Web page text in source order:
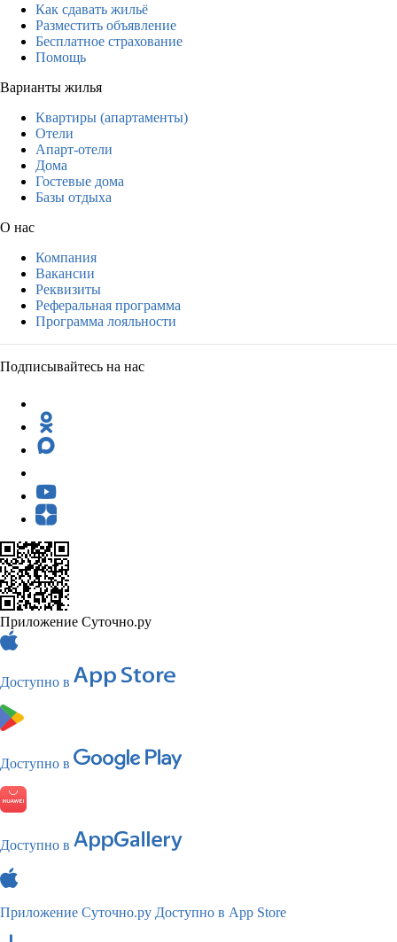
Как сдавать жильё
Разместить объявление
Бесплатное страхование
Помощь
Варианты жилья
Квартиры (апартаменты)
Отели
Апарт-отели
Дома
Гостевые дома
Базы отдыха
О нас
Компания
Вакансии
Реквизиты
Реферальная программа
Программа лояльности
Подписывайтесь на нас
Приложение Суточно.ру
Доступно в
Доступно в
Доступно в
Приложение Суточно.ру Доступно в App Store